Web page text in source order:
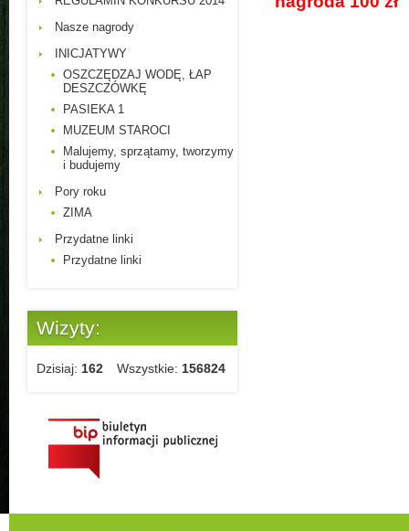
Nasze nagrody
INICJATYWY
OSZCZĘDZAJ WODĘ, ŁAP
DESZCZÓWKĘ
PASIEKA 1
MUZEUM STAROCI
Malujemy, sprzątamy, tworzymy
i budujemy
Pory roku
ZIMA
Przydatne linki
Przydatne linki
Wizyty:
Dzisiaj: 162 Wszystkie: 156824